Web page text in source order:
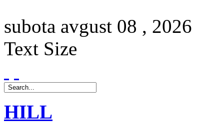
subota avgust 08 , 2026
Text Size
HILL